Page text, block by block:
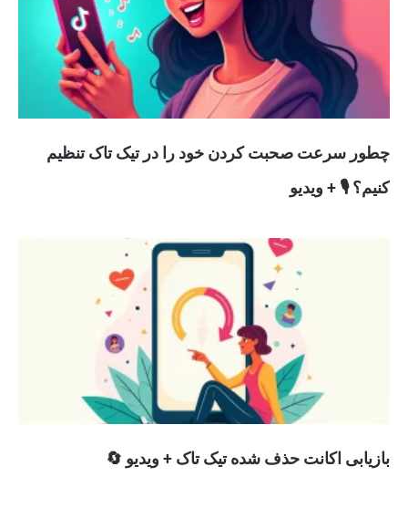
چطور سرعت صحبت کردن خود را در تیک تاک تنظیم
کنیم؟ 🎙️ + ویدیو
بازیابی اکانت حذف شده تیک تاک + ویدیو 🔄